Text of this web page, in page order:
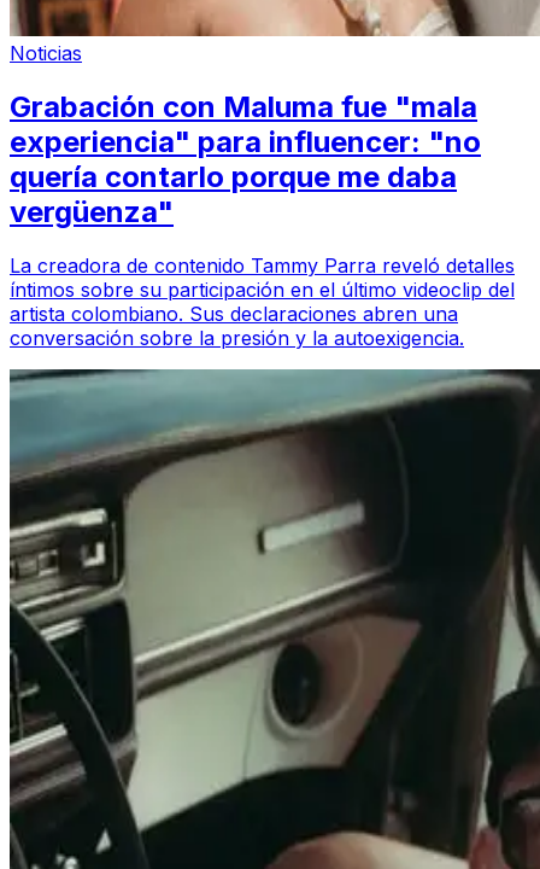
Noticias
Grabación con Maluma fue "mala
experiencia" para influencer: "no
quería contarlo porque me daba
vergüenza"
La creadora de contenido Tammy Parra reveló detalles
íntimos sobre su participación en el último videoclip del
artista colombiano. Sus declaraciones abren una
conversación sobre la presión y la autoexigencia.